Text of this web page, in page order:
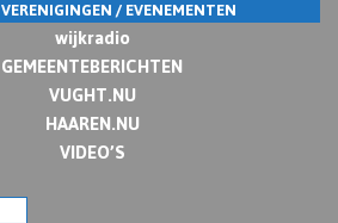
VERENIGINGEN / EVENEMENTEN
wijkradio
GEMEENTEBERICHTEN
VUGHT.NU
HAAREN.NU
VIDEO’S